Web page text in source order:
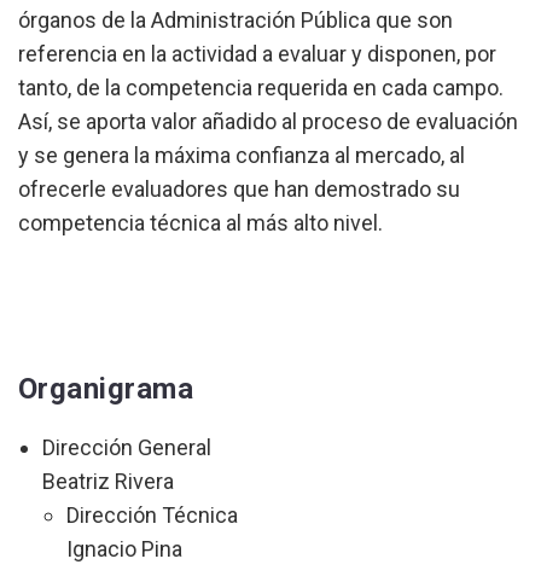
órganos de la Administración Pública que son
referencia en la actividad a evaluar y disponen, por
tanto, de la competencia requerida en cada campo.
Así, se aporta valor añadido al proceso de evaluación
y se genera la máxima confianza al mercado, al
ofrecerle evaluadores que han demostrado su
competencia técnica al más alto nivel.
Organigrama
Dirección General
Beatriz Rivera
Dirección Técnica
Ignacio Pina